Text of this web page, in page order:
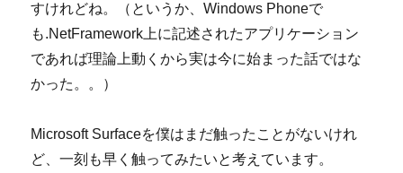
すけれどね。（というか、Windows Phoneで
も.NetFramework上に記述されたアプリケーション
であれば理論上動くから実は今に始まった話ではな
かった。。）
Microsoft Surfaceを僕はまだ触ったことがないけれ
ど、一刻も早く触ってみたいと考えています。